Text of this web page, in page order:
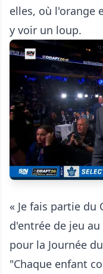
elles, où l'orange
y voir un loup.
« Je fais partie du
d'entrée de jeu au
pour la Journée
"Chaque enfant